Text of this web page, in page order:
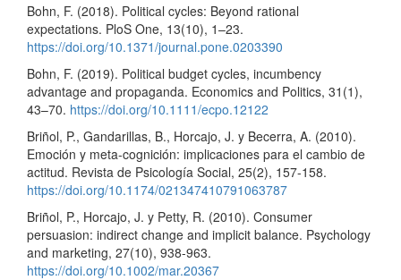
Bohn, F. (2018). Political cycles: Beyond rational
expectations. PloS One, 13(10), 1–23.
https://doi.org/10.1371/journal.pone.0203390
Bohn, F. (2019). Political budget cycles, incumbency
advantage and propaganda. Economics and Politics, 31(1),
43–70. https://doi.org/10.1111/ecpo.12122
Briñol, P., Gandarillas, B., Horcajo, J. y Becerra, A. (2010).
Emoción y meta-cognición: implicaciones para el cambio de
actitud. Revista de Psicología Social, 25(2), 157-158.
https://doi.org/10.1174/021347410791063787
Briñol, P., Horcajo, J. y Petty, R. (2010). Consumer
persuasion: indirect change and implicit balance. Psychology
and marketing, 27(10), 938-963.
https://doi.org/10.1002/mar.20367